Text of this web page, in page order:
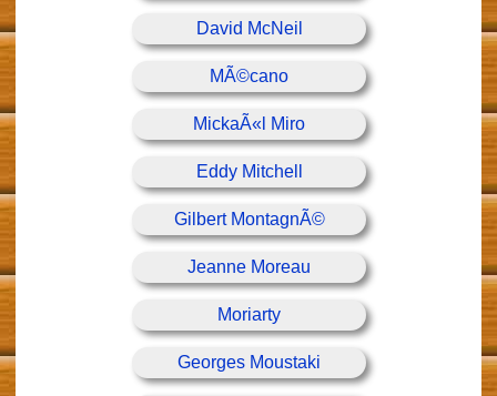
David McNeil
MÃ©cano
MickaÃ«l Miro
Eddy Mitchell
Gilbert MontagnÃ©
Jeanne Moreau
Moriarty
Georges Moustaki